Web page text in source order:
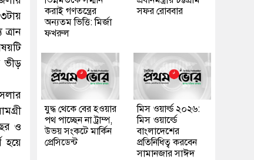
ভীড়
ও
হয়ে
করাই গণতন্ত্রের
অন্যতম ভিত্তি: মির্জা
ফখরুল
সফর রোববার
যুদ্ধ থেকে বের হওয়ার
পথ পাচ্ছেন না ট্রাম্প,
উভয় সংকটে মার্কিন
প্রেসিডেন্ট
মিস ওয়ার্ল্ড ২০২৬:
মিস ওয়ার্ল্ডে
বাংলাদেশের
প্রতিনিধিত্ব করবেন
সামানজার সাঈদ